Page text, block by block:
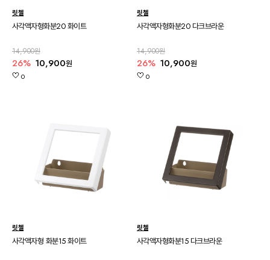
릿첼
사각액자형화분20 화이트
14,900원
26% 10,900원
0
릿첼
사각액자형화분20 다크브라운
14,900원
26% 10,900원
0
릿첼
사각액자형 화분15 화이트
릿첼
사각액자형화분15 다크브라운